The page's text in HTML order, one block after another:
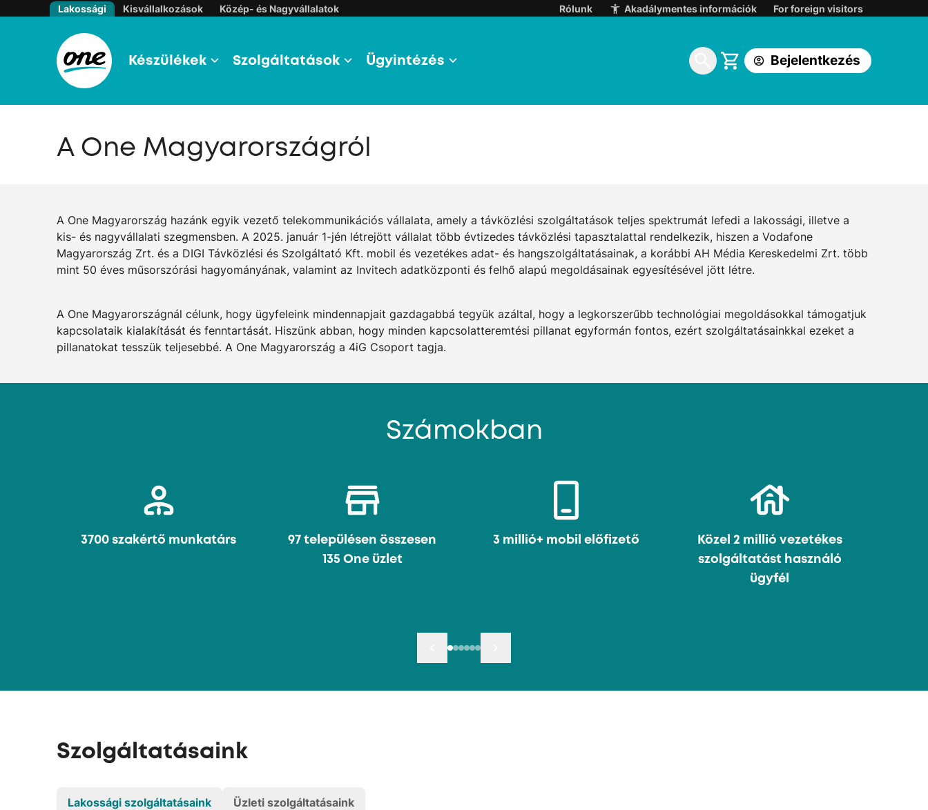
Lakossági Kisvállalkozások Közép- és Nagyvállalatok Rólunk Akadálymentes információk For foreign visitors
Készülékek Szolgáltatások Ügyintézés Bejelentkezés
Belépés:
One földfelszíni TV ügyfélkapuba
A One Magyarországról
A One Magyarország hazánk egyik vezető telekommunikációs vállalata, amely a távközlési szolgáltatások teljes spektrumát lefedi a lakossági, illetve a
kis- és nagyvállalati szegmensben. A 2025. január 1-jén létrejött vállalat több évtizedes távközlési tapasztalattal rendelkezik, hiszen a Vodafone
Magyarország Zrt. és a DIGI Távközlési és Szolgáltató Kft. mobil és vezetékes adat- és hangszolgáltatásainak, a korábbi AH Média Kereskedelmi Zrt. több
mint 50 éves műsorszórási hagyományának, valamint az Invitech adatközponti és felhő alapú megoldásainak egyesítésével jött létre.
A One Magyarországnál célunk, hogy ügyfeleink mindennapjait gazdagabbá tegyük azáltal, hogy a legkorszerűbb technológiai megoldásokkal támogatjuk
kapcsolataik kialakítását és fenntartását. Hiszünk abban, hogy minden kapcsolatteremtési pillanat egyformán fontos, ezért szolgáltatásainkkal ezeket a
pillanatokat tesszük teljesebbé. A One Magyarország a 4iG Csoport tagja.
Számokban
3700 szakértő munkatárs
97 településen összesen
135 One üzlet
3 millió+ mobil előfizető
Közel 2 millió vezetékes
szolgáltatást használó
ügyfél
Szolgáltatásaink
Lakossági szolgáltatásaink Üzleti szolgáltatásaink